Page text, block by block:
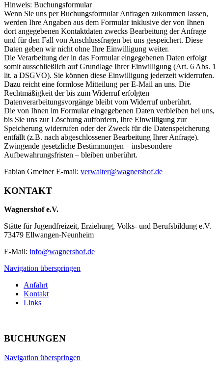
Hinweis: Buchungsformular
Wenn Sie uns per Buchungsformular Anfragen zukommen lassen,
werden Ihre Angaben aus dem Formular inklusive der von Ihnen
dort angegebenen Kontaktdaten zwecks Bearbeitung der Anfrage
und für den Fall von Anschlussfragen bei uns gespeichert. Diese
Daten geben wir nicht ohne Ihre Einwilligung weiter.
Die Verarbeitung der in das Formular eingegebenen Daten erfolgt
somit ausschließlich auf Grundlage Ihrer Einwilligung (Art. 6 Abs. 1
lit. a DSGVO). Sie können diese Einwilligung jederzeit widerrufen.
Dazu reicht eine formlose Mitteilung per E-Mail an uns. Die
Rechtmäßigkeit der bis zum Widerruf erfolgten
Datenverarbeitungsvorgänge bleibt vom Widerruf unberührt.
Die von Ihnen im Formular eingegebenen Daten verbleiben bei uns,
bis Sie uns zur Löschung auffordern, Ihre Einwilligung zur
Speicherung widerrufen oder der Zweck für die Datenspeicherung
entfällt (z.B. nach abgeschlossener Bearbeitung Ihrer Anfrage).
Zwingende gesetzliche Bestimmungen – insbesondere
Aufbewahrungsfristen – bleiben unberührt.
Fabian Gmeiner E-mail: verwalter@wagnershof.de
KONTAKT
Wagnershof e.V.
Stätte für Jugendfreizeit, Erziehung, Volks- und Berufsbildung e.V.
73479 Ellwangen-Neunheim
E-Mail: info@wagnershof.de
Navigation überspringen
Anfahrt
Kontakt
Links
BUCHUNGEN
Navigation überspringen